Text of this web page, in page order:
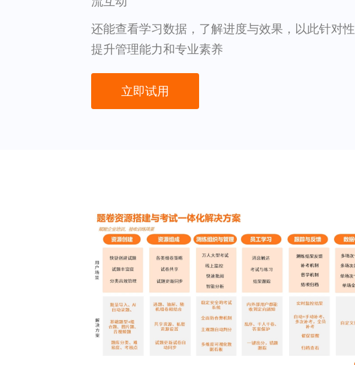
还能查看学习数据，了解进度与效果，以此针对性
提升管理能力和专业素养
立即试用